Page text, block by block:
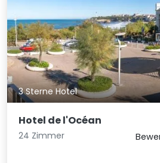
3 Sterne Hotel
Hotel de l'Océan
24 Zimmer